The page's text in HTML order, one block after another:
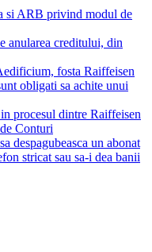
si ARB privind modul de
anularea creditului, din
fosta Raiffeisen
obligati sa achite unui
procesul dintre Raiffeisen
Conturi
despagubeasca un abonat
stricat sau sa-i dea banii